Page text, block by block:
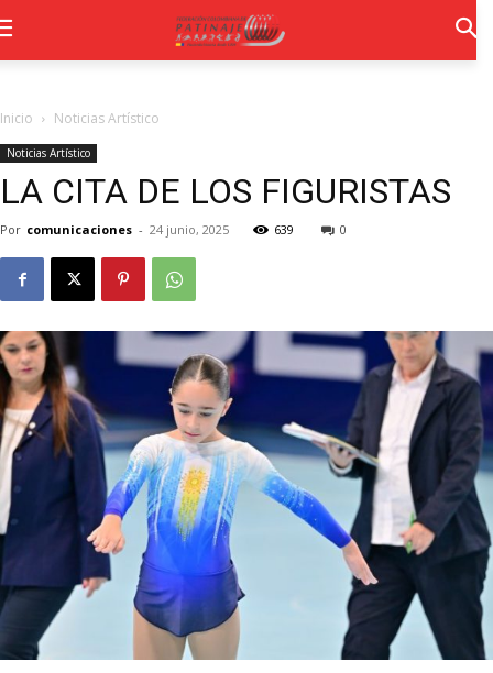
Inicio Noticias Artístico
Noticias Artístico
LA CITA DE LOS FIGURISTAS
Por comunicaciones - 24 junio, 2025 639 0